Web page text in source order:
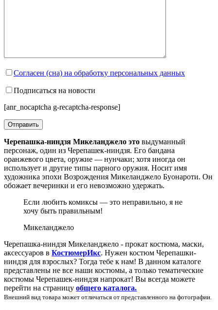
Согласен (сна) на обработку персональных данных
Подписаться на новости
[anr_nocaptcha g-recaptcha-response]
Черепашка-ниндзя Микеланджело это выдуманный
персонаж, один из Черепашек-ниндзя. Его бандана
оранжевого цвета, оружие — нунчаки; хотя иногда он
использует и другие типы парного оружия. Носит имя
художника эпохи Возрождения Микеланджело Буонароти. Он
обожает вечеринки и его невозможно удержать.
Если любить комиксы — это неправильно, я не
хочу быть правильным!
Микеланджело
Черепашка-ниндзя Микеланджело - прокат костюма, маски,
аксессуаров в КостюмерИкс. Нужен костюм Черепашки-
ниндзя для взрослых? Тогда тебе к нам! В данном каталоге
представлены не все наши костюмы, а только тематические
костюмы Черепашек-ниндзя напрокат! Вы всегда можете
перейти на страницу общего каталога.
Внешний вид товара может отличаться от представленного на фотографии.